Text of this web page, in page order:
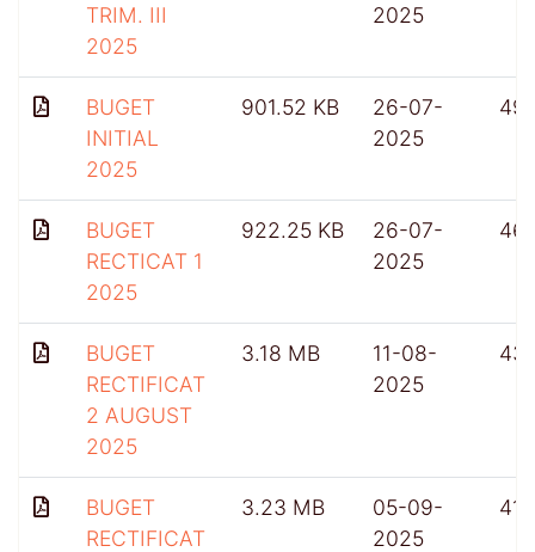
TRIM. III
2025
2025
BUGET
INITIAL
2025
901.52 KB
26-07-
2025
BUGET
RECTICAT 1
2025
922.25 KB
26-07-
2025
BUGET
RECTIFICAT
2 AUGUST
2025
3.18 MB
11-08-
2025
BUGET
RECTIFICAT
3.23 MB
05-09-
2025
418